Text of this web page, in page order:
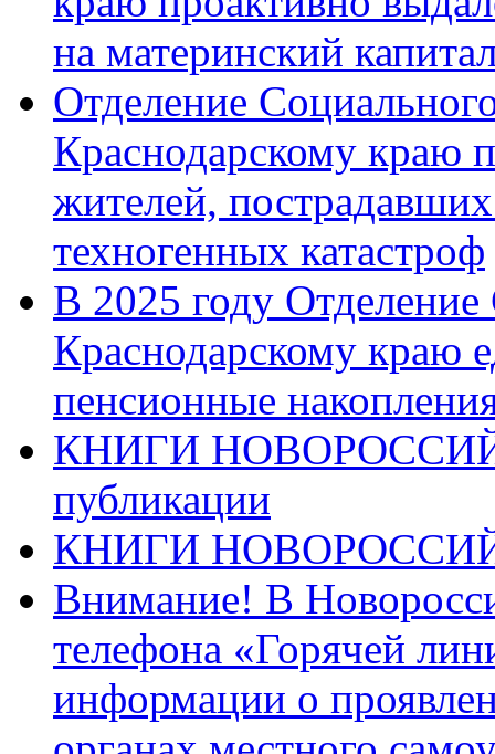
на материнский
Отделение
Краснодарскому краю
жителей,
техногенных катастроф
В 2025 году
Краснодарскому краю
пенсионные
КНИГИ
публикации
КНИГИ
Внимание! В
телефона «Горячей
информации о